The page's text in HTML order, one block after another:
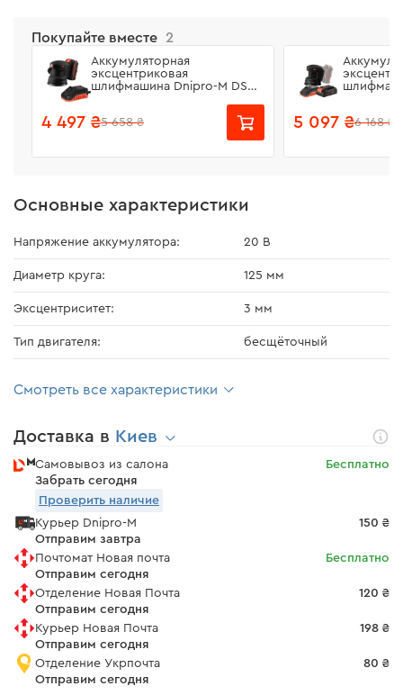
Покупайте вместе 2
Аккумуляторная
эксцентриковая
шлифмашина Dnipro-M DSO-
240 + Зарядное устройство
4 497 ₴5 658 ₴
240N +
5 097 ₴6 168 ₴
Основные характеристики
Напряжение аккумулятора: 20 В
Диаметр круга: 125 мм
Эксцентриситет: 3 мм
Тип двигателя: бесщёточный
Смотреть все характеристики
Доставка в Киев
Самовывоз из салона
Забрать сегодня
Бесплатно
Проверить наличие
Курьер Dnipro-M
Отправим завтра
150 ₴
Почтомат Новая почта
Отправим сегодня
Бесплатно
Отделение Новая Почта
Отправим сегодня
120 ₴
Курьер Новая Почта
Отправим сегодня
198 ₴
Отделение Укрпочта
Отправим сегодня
80 ₴